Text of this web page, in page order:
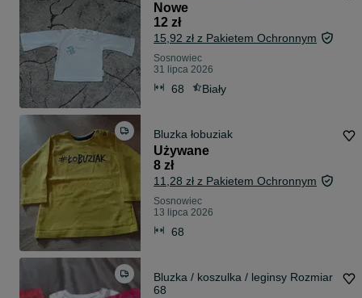
Nowe
12 zł
15,92 zł z Pakietem Ochronnym
Sosnowiec
31 lipca 2026
68 Biały
Bluzka łobuziak
Używane
8 zł
11,28 zł z Pakietem Ochronnym
Sosnowiec
13 lipca 2026
68
Bluzka / koszulka / leginsy Rozmiar
68